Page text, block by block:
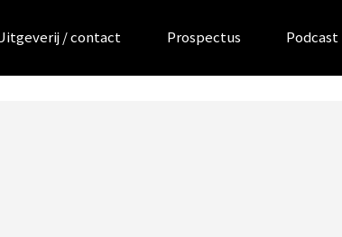
/ contact Prospectus Podcast